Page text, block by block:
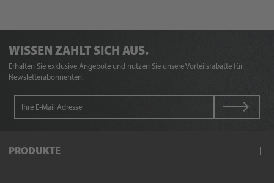
WISSEN ZAHLT SICH AUS.
Erhalten Sie exklusive Angebote und nutzen Sie unsere Vorteilsrabatte für
Newsletterabonnenten.
PRODUKTE